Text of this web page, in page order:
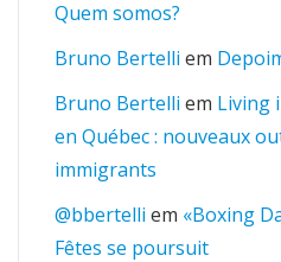
Quem somos?
Bruno Bertelli em
Bruno Bertelli em Living
en Québec : nouveaux
immigrants
@bbertelli em «Boxing
Fêtes se poursuit